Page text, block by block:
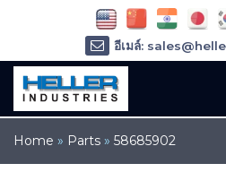
Home » Parts » 58685902
อีเมล์:
อีเมล์:
โทรศัพท์ :